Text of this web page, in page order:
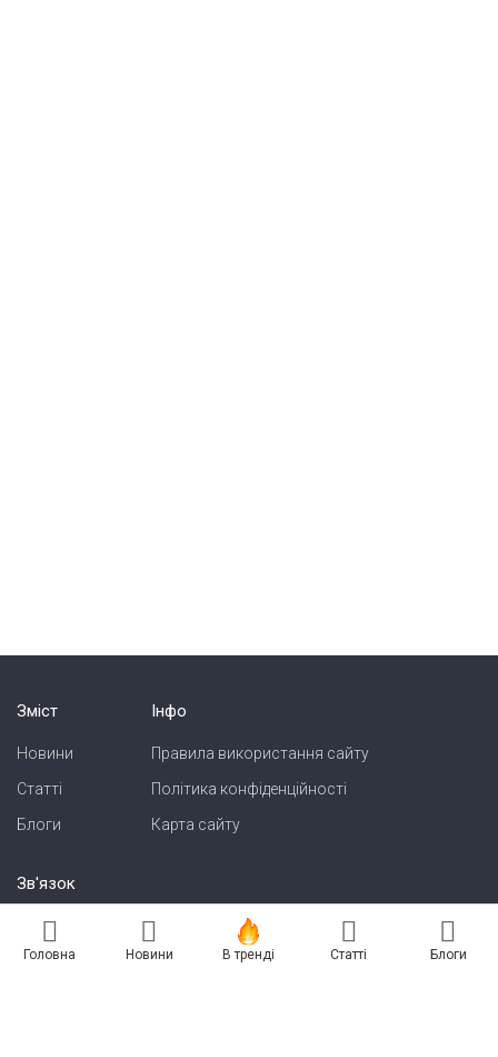
Зміст
Новини
Статті
Блоги
Інфо
Правила використання сайту
Політика конфіденційності
Карта сайту
Зв'язок
Реклама на сайті
Есть новость? Присылайте — разместим!
Головна Новини В тренді Статті Блоги